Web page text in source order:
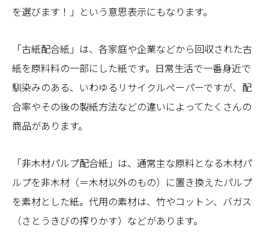
を選びます！」という意思表示にもなります。
「古紙配合紙」は、各家庭や企業などから回収された古
紙を原料料の一部にした紙です。日常生活で一番身近で
馴染みのある、いわゆるリサイクルペーパーですが、配
合率やその後の製紙方法などの違いによってたくさんの
商品があります。
「非木材パルプ配合紙」は、通常主な原料となる木材パ
ルプを非木材（＝木材以外のもの）に置き換えたパルプ
を素材とした紙。代用の素材は、竹やコットン、バガス
（さとうきびの搾りかす）などがあります。